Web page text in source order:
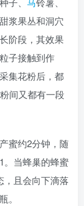
浆果丛和洞穴
阶段，其效果
子接触到作
集花粉后，都
间又都有一段
蜜约2分钟，随
。当蜂巢的蜂蜜
，且会向下滴落
。